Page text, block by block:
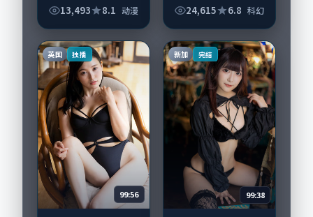
13,493 8.1 动漫
（影院版）》值得关
合，靳东、蒋欣与配
角群戏并重。影片
2023...
24,615 6.8 科幻
英国 独播
99:56
新加 完结
99:38